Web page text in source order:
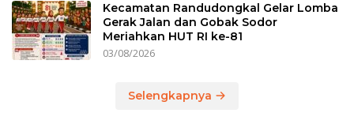
Kecamatan Randudongkal Gelar Lomba
Gerak Jalan dan Gobak Sodor
Meriahkan HUT RI ke-81
03/08/2026
Selengkapnya